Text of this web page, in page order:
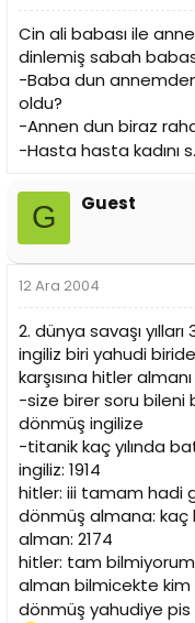
Cin ali babası ile
dinlemiş sabah
-Baba dun
oldu?
-Annen dun biraz
-Hasta hasta kadını
G Guest
12 Ara 2004
2. dünya savaşı
ingiliz biri yahudi
karşısına hitler
-size birer soru bileni
dönmüş ingilize
-titanik kaç yılında
ingiliz: 1914
hitler: iii tamam hadi
dönmüş almana: kaç
alman: 2174
hitler: tam
alman bilmicekte kim
dönmüş yahudiye pis